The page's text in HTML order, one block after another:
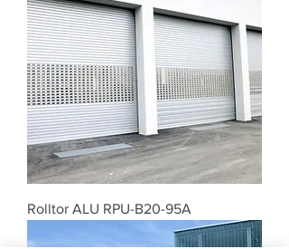
Rolltor ALU RPU-B20-95A